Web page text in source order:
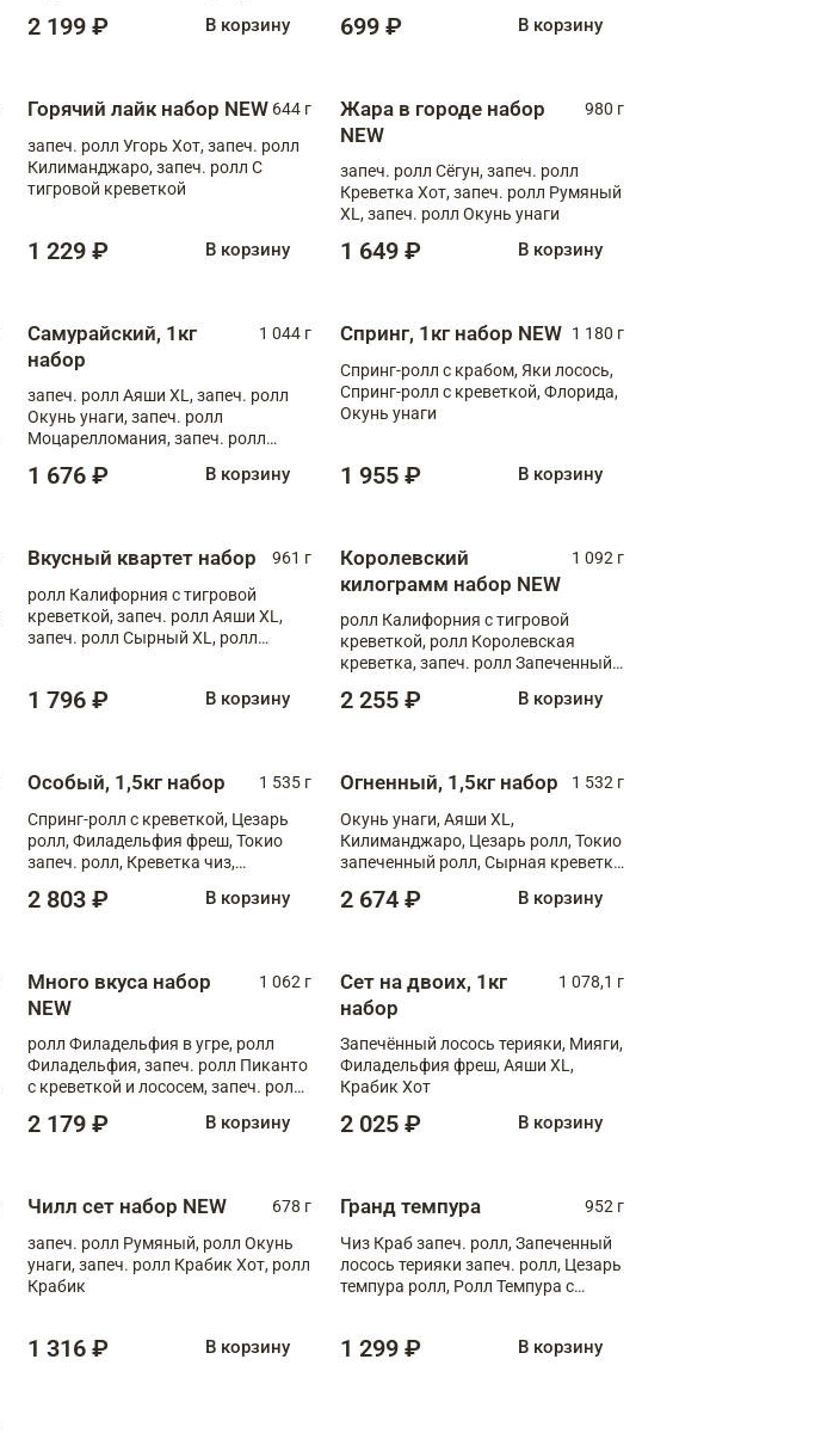
Медовая креветка
2 199 ₽ В корзину 699 ₽ В корзину
Горячий лайк набор NEW 644 г
запеч. ролл Угорь Хот, запеч. ролл
Килиманджаро, запеч. ролл С
тигровой креветкой
1 229 ₽ В корзину
Жара в городе набор
NEW
980 г
запеч. ролл Сёгун, запеч. ролл
Креветка Хот, запеч. ролл Румяный
XL, запеч. ролл Окунь унаги
1 649 ₽ В корзину
Самурайский, 1кг
набор
1 044 г
запеч. ролл Аяши XL, запеч. ролл
Окунь унаги, запеч. ролл
Моцарелломания, запеч. ролл
1 676 ₽ В корзину
Спринг, 1кг набор NEW 1 180 г
Спринг-ролл с крабом, Яки лосось,
Спринг-ролл с креветкой, Флорида,
Окунь унаги
1 955 ₽ В корзину
Вкусный квартет набор
961 г
ролл Калифорния с тигровой
креветкой, запеч. ролл Аяши XL,
запеч. ролл Сырный XL, ролл
1 796 ₽ В корзину
Королевский
килограмм набор NEW
1 092 г
ролл Калифорния с тигровой
креветкой, ролл Королевская
креветка, запеч. ролл Запеченный
XL, запеч. ролл Крабик Хот
2 255 ₽ В корзину
Особый, 1,5кг набор
1 535 г
Спринг-ролл с креветкой, Цезарь
ролл, Филадельфия фреш, Токио
запеч. ролл, Креветка чиз,
Флорида
2 803 ₽ В корзину
Огненный, 1,5кг набор
1 532 г
Окунь унаги, Аяши XL,
Килиманджаро, Цезарь ролл, Токио
запеченный ролл, Сырная креветка
2 674 ₽ В корзину
Много вкуса набор
NEW
1 062 г
ролл Филадельфия в угре, ролл
Филадельфия, запеч. ролл Пиканто
с креветкой и лососем, запеч. ролл
2 179 ₽ В корзину
Сет на двоих, 1кг
набор
1 078,1 г
Запечённый лосось терияки, Мияги,
Филадельфия фреш, Аяши XL,
Крабик Хот
2 025 ₽ В корзину
Чилл сет набор NEW
678 г
запеч. ролл Румяный, ролл Окунь
унаги, запеч. ролл Крабик Хот, ролл
Крабик
1 316 ₽ В корзину
Гранд темпура
952 г
Чиз Краб запеч. ролл, Запеченный
лосось терияки запеч. ролл, Цезарь
темпура ролл, Ролл Темпура с
1 299 ₽ В корзину